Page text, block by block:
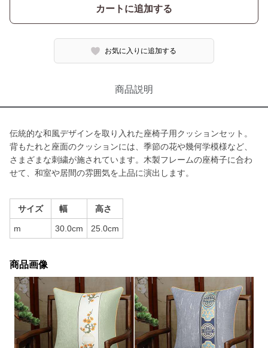
カートに追加する
お気に入りに追加する
商品説明
伝統的な和風デザインを取り入れた座椅子用クッションセット。
背もたれと座面のクッションには、季節の花や幾何学模様など、
さまざまな刺繍が施されています。木製フレームの座椅子に合わ
せて、和室や居間の雰囲気を上品に演出します。
サイズ 幅 高さ
m 30.0cm 25.0cm
商品画像